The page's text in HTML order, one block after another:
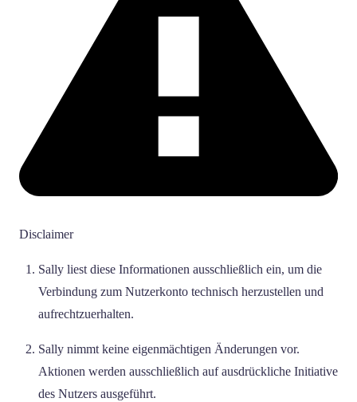
Disclaimer
Sally liest diese Informationen ausschließlich ein, um die
Verbindung zum Nutzerkonto technisch herzustellen und
aufrechtzuerhalten.
Sally nimmt keine eigenmächtigen Änderungen vor.
Aktionen werden ausschließlich auf ausdrückliche Initiative
des Nutzers ausgeführt.